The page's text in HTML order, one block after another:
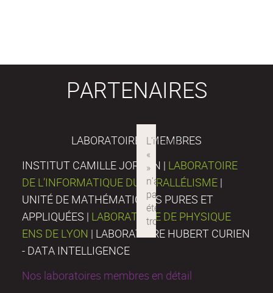
PARTENAIRES
LABORATOIRES MEMBRES
INSTITUT CAMILLE JORDAN | LABORATOIRE
DE L’INFORMATIQUE DU PARALLÉLISME |
UNITÉ DE MATHÉMATIQUES PURES ET
APPLIQUÉES | LABORATOIRE DE PHYSIQUE
ENS DE LYON | LABORATOIRE HUBERT CURIEN
- DATA INTELLIGENCE
Nos laboratoires membres en détail